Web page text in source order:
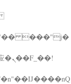
���"j�